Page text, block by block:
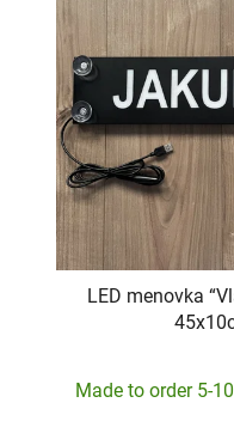
LED menovka
Made to order 5-